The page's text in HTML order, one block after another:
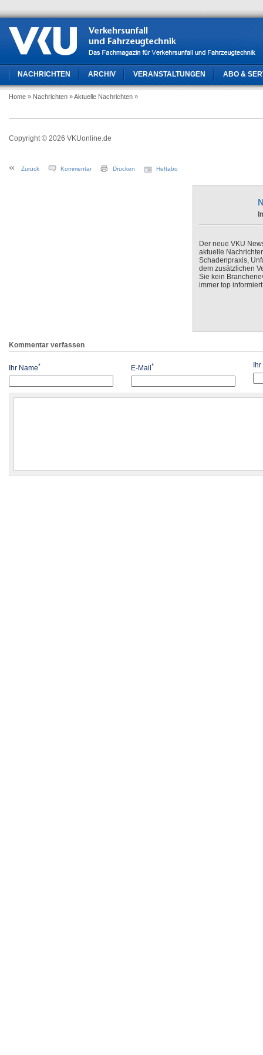
NACHRICHTEN ARCHIV VERANSTALTUNGEN ABO &
Home » Nachrichten » Aktuelle Nachrichten »
Copyright © 2026 VKUonline.de
Zurück Kommentar Drucken Heftabo
Der neue VKU
aktuelle
Schadenpraxis,
dem zusätzlichen
Sie kein
immer top
Kommentar verfassen
Ihr Name* E-Mail *